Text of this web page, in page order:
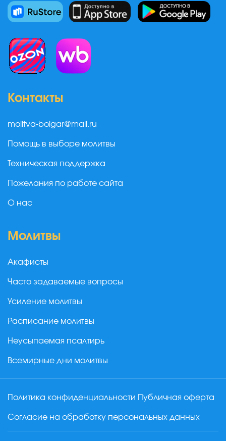
Контакты
molitva-bolgar@mail.ru
Помощь в выборе молитвы
Техническая поддержка
Пожелания по работе сайта
О нас
Молитвы
Акафисты
Часто задаваемые вопросы
Усиление молитвы
Расписание молитвы
Неусыпаемая псалтирь
Всемирные дни молитвы
Политика конфиденциальности Публичная оферта
Согласие на обработку персональных данных